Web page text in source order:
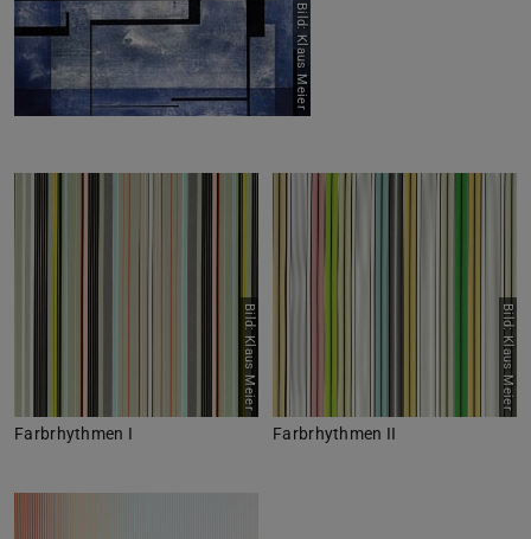
Bild: Klaus Meier
Bild: Klaus Meier
Farbrhythmen I
Bild: Klaus Meier
Farbrhythmen II